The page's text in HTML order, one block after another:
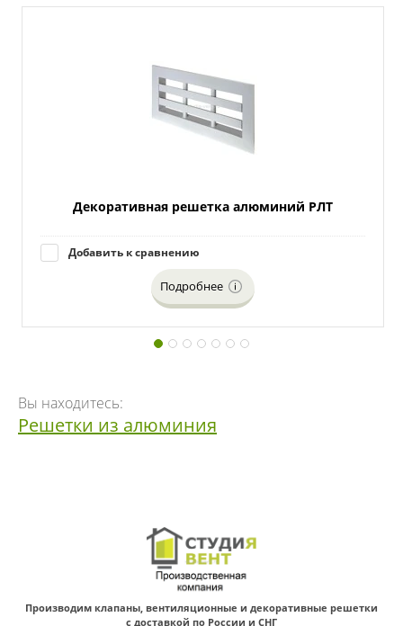
Декоративная решетка алюминий РЛТ
Добавить к сравнению
Подробнее
Вы находитесь:
Решетки из алюминия
Производим клапаны, вентиляционные и декоративные решетки
с доставкой по России и СНГ